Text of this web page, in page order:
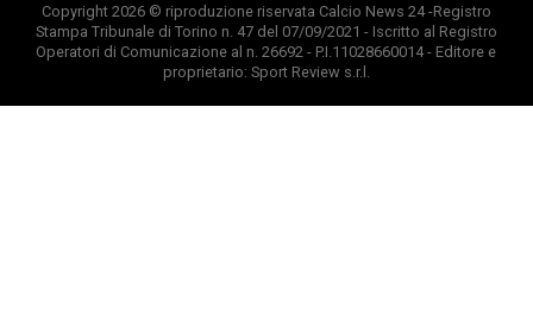
Copyright 2026 © riproduzione riservata Calcio News 24 -Registro
Stampa Tribunale di Torino n. 47 del 07/09/2021 - Iscritto al Registro
Operatori di Comunicazione al n. 26692 - P.I.11028660014 - Editore e
proprietario: Sport Review s.r.l.